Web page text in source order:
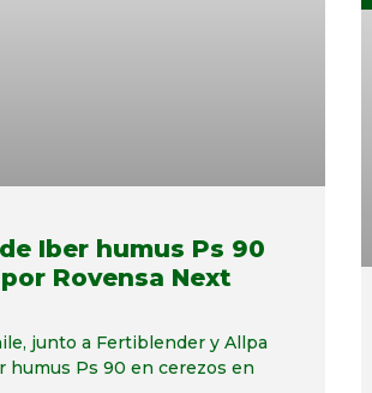
Iber humus Ps 90
Rovensa Next
junto a Fertiblender y Allpa
humus Ps 90 en cerezos en